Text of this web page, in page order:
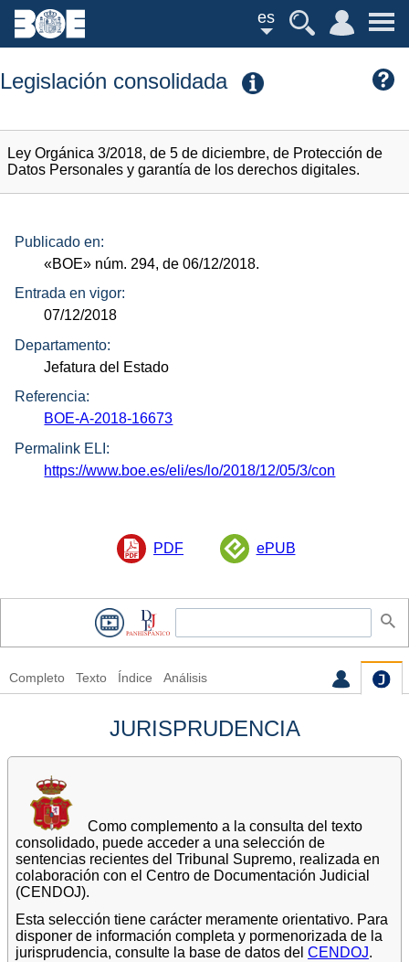
es
Legislación consolidada
Ley Orgánica 3/2018, de 5 de diciembre, de Protección de
Datos Personales y garantía de los derechos digitales.
Publicado en:
«BOE» núm. 294, de 06/12/2018.
Entrada en vigor:
07/12/2018
Departamento:
Jefatura del Estado
Referencia:
BOE-A-2018-16673
Permalink ELI:
https://www.boe.es/eli/es/lo/2018/12/05/3/con
PDF ePUB
Completo Texto Índice Análisis
JURISPRUDENCIA
Como complemento a la consulta del texto
consolidado, puede acceder a una selección de
sentencias recientes del Tribunal Supremo, realizada en
colaboración con el Centro de Documentación Judicial
(CENDOJ).
Esta selección tiene carácter meramente orientativo. Para
disponer de información completa y pormenorizada de la
jurisprudencia, consulte la base de datos del CENDOJ.